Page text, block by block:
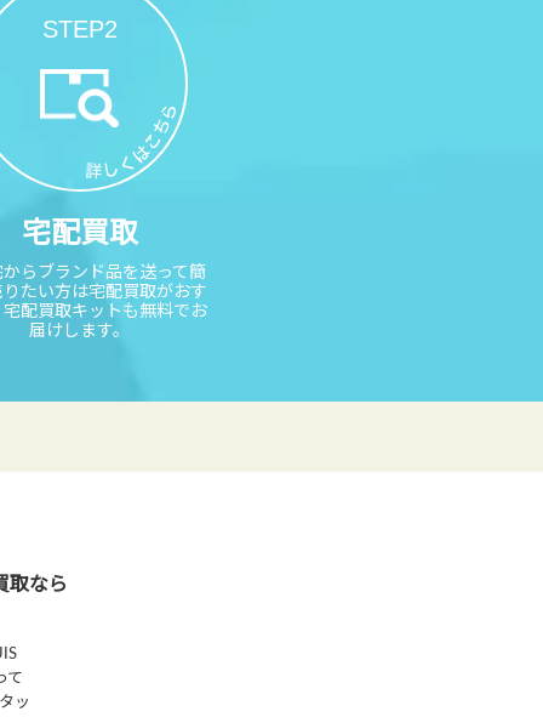
STEP2
宅配買取
からブランド品を送って簡
たい方は宅配買取がおす
宅配買取キットも無料でお
届けします。
取なら
て
ッ